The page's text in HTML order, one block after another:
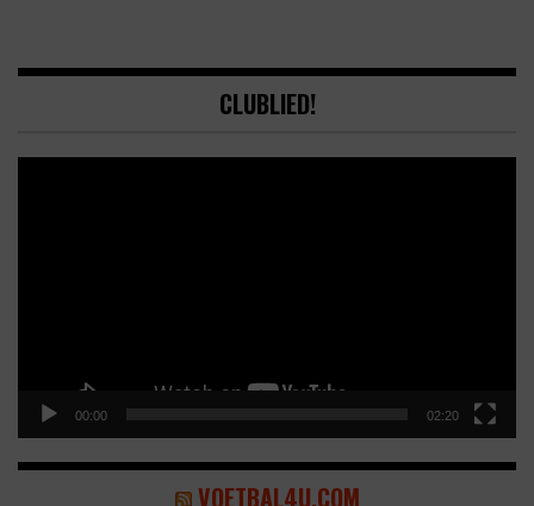
CLUBLIED!
00:00 02:20
VOETBAL4U.COM